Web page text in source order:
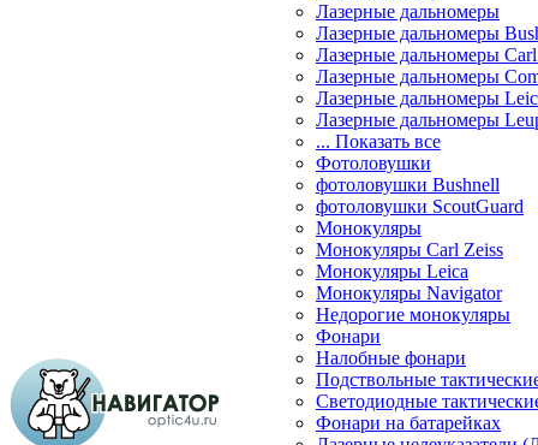
Лазерные дальномеры
Лазерные дальномеры
Лазерные дальномеры
Лазерные дальномеры
Лазерные дальномеры
Лазерные дальномеры
... Показать все
Фотоловушки
фотоловушки Bushnell
фотоловушки ScoutGuard
Монокуляры
Монокуляры Carl Zeiss
Монокуляры Leica
Монокуляры Navigator
Недорогие монокуляры
Фонари
Налобные фонари
Подствольные
Светодиодные
Фонари на батарейках